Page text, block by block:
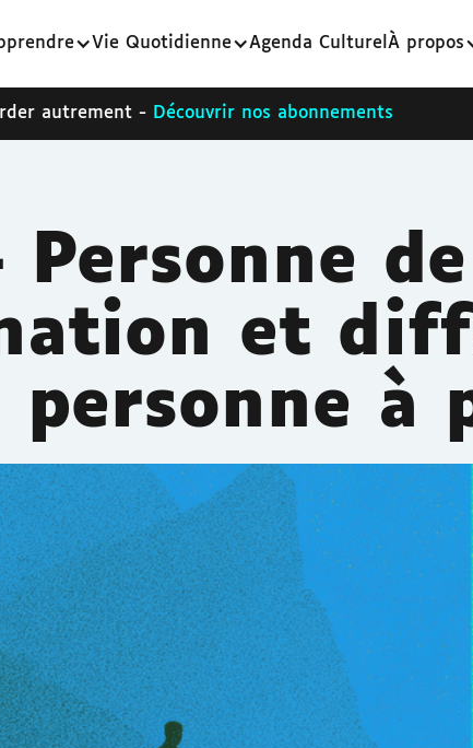
Vie Quotidienne Agenda Culturel À propos
autrement - Découvrir nos abonnements
Personne
et
personne à